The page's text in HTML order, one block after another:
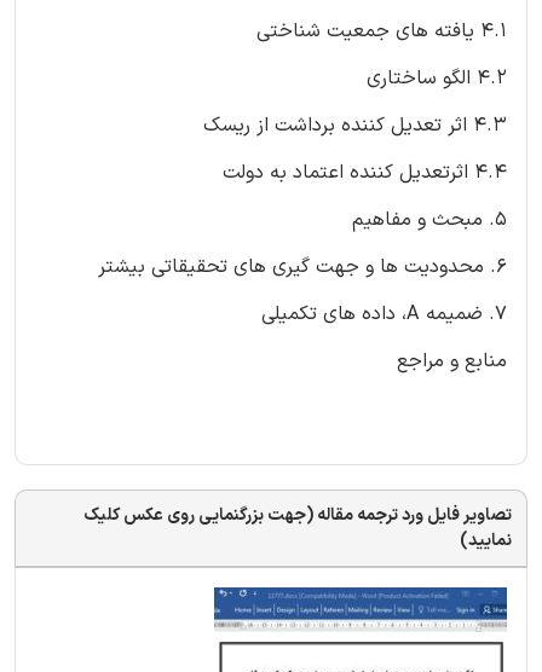
4.1 یافته‌ های جمعیت شناختی
4.2 الگو ساختاری
4.3 اثر تعدیل کننده برداشت از ریسک
4.4 اثرتعدیل کننده اعتماد به دولت
5. مبحث و مفاهیم
6. محدودیت‌ ها و جهت ‌گیری ‌های تحقیقاتی بیشتر
7. ضمیمه A، داده ‌های تکمیلی
منابع و مراجع
تصاویر فایل ورد ترجمه مقاله (جهت بزرگنمایی روی عکس کلیک
نمایید)